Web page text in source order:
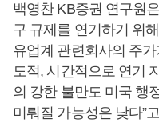
백영찬 KB증권 연구원
구 규제를 연기하기 위
유업계 관련회사의 주가
도적, 시간적으로 연기
의 강한 불만도 미국 행
미뤄질 가능성은 낮다”